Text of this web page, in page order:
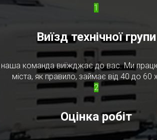
1
Виїзд технічної групи
наша команда виїжджає до вас. Ми
міста, як правило, займає від 40 до 60
2
Оцінка робіт